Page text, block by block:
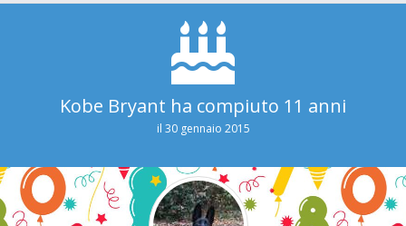
Kobe Bryant ha compiuto 11 anni
il 30 gennaio 2015